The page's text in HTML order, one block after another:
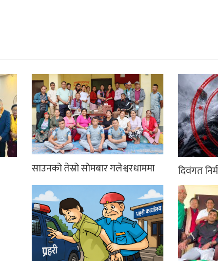
साउनको तेस्रो सोमबार गलेश्वरधाममा दिवंगत